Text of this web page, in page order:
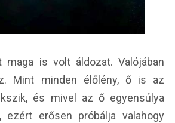
maga is volt áldozat. Valójában
Mint minden élőlény, ő is az
és mivel az ő egyensúlya
ezért erősen próbálja valahogy